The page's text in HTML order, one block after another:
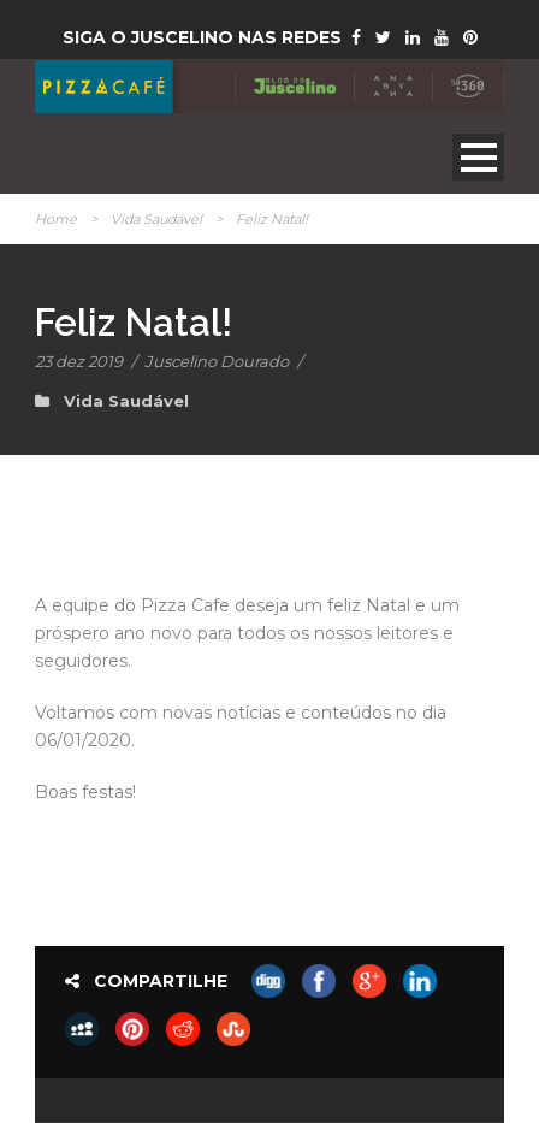
SIGA O JUSCELINO NAS REDES
Home > Vida Saudável > Feliz Natal!
Feliz Natal!
23 dez 2019 / Juscelino Dourado /
Vida Saudável
A equipe do Pizza Cafe deseja um feliz Natal e um
próspero ano novo para todos os nossos leitores e
seguidores.
Voltamos com novas notícias e conteúdos no dia
06/01/2020.
Boas festas!
COMPARTILHE